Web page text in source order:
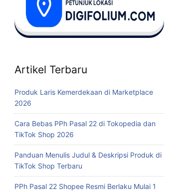
Artikel Terbaru
Produk Laris Kemerdekaan di Marketplace
2026
Cara Bebas PPh Pasal 22 di Tokopedia dan
TikTok Shop 2026
Panduan Menulis Judul & Deskripsi Produk di
TikTok Shop Terbaru
PPh Pasal 22 Shopee Resmi Berlaku Mulai 1